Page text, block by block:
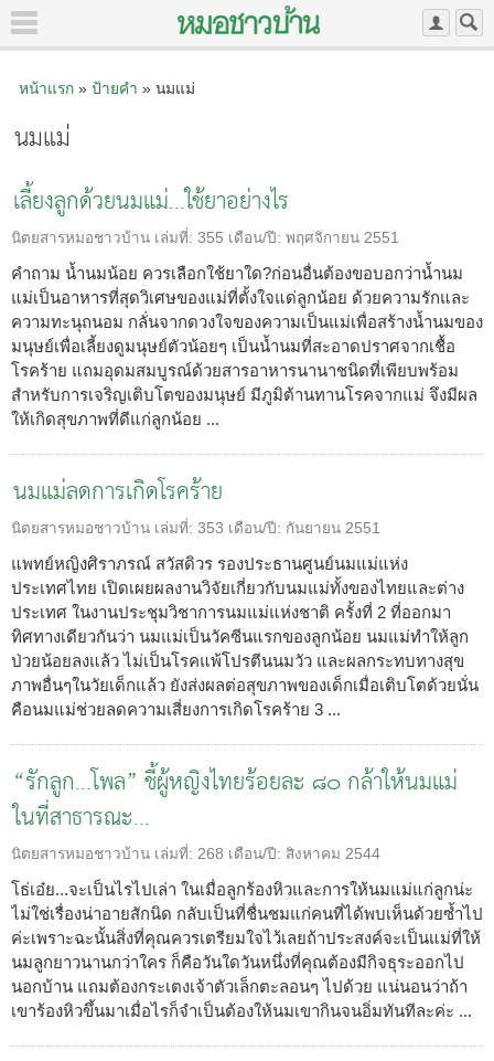
หน้าแรก» ป้ายคำ » นมแม่
นมแม่
เลี้ยงลูกด้วยนมแม่...ใช้ยาอย่างไร
นิตยสารหมอชาวบ้าน เล่มที่: 355 เดือน/ปี: พฤศจิกายน 2551
คำถาม น้ำนมน้อย ควรเลือกใช้ยาใด?ก่อนอื่นต้องขอบอกว่าน้ำนม
แม่เป็นอาหารที่สุดวิเศษของแม่ที่ตั้งใจแด่ลูกน้อย ด้วยความรักและ
ความทะนุถนอม กลั่นจากดวงใจของความเป็นแม่เพื่อสร้างน้ำนมของ
มนุษย์เพื่อเลี้ยงดูมนุษย์ตัวน้อยๆ เป็นน้ำนมที่สะอาดปราศจากเชื้อ
โรคร้าย แถมอุดมสมบูรณ์ด้วยสารอาหารนานาชนิดที่เพียบพร้อม
สำหรับการเจริญเติบโตของมนุษย์ มีภูมิต้านทานโรคจากแม่ จึงมีผล
ให้เกิดสุขภาพที่ดีแก่ลูกน้อย ...
นมแม่ลดการเกิดโรคร้าย
นิตยสารหมอชาวบ้าน เล่มที่: 353 เดือน/ปี: กันยายน 2551
แพทย์หญิงศิราภรณ์ สวัสดิวร รองประธานศูนย์นมแม่แห่ง
ประเทศไทย เปิดเผยผลงานวิจัยเกี่ยวกับนมแม่ทั้งของไทยและต่าง
ประเทศ ในงานประชุมวิชาการนมแม่แห่งชาติ ครั้งที่ 2 ที่ออกมา
ทิศทางเดียวกันว่า นมแม่เป็นวัคซีนแรกของลูกน้อย นมแม่ทำให้ลูก
ป่วยน้อยลงแล้ว ไม่เป็นโรคแพ้โปรตีนนมวัว และผลกระทบทางสุข
ภาพอื่นๆในวัยเด็กแล้ว ยังส่งผลต่อสุขภาพของเด็กเมื่อเติบโตด้วยนั่น
คือนมแม่ช่วยลดความเสี่ยงการเกิดโรคร้าย 3 ...
“รักลูก...โพล” ชี้ผู้หญิงไทยร้อยละ ๘๐ กล้าให้นมแม่
ในที่สาธารณะ...
นิตยสารหมอชาวบ้าน เล่มที่: 268 เดือน/ปี: สิงหาคม 2544
โธ่เอ๋ย...จะเป็นไรไปเล่า ในเมื่อลูกร้องหิวและการให้นมแม่แก่ลูกน่ะ
ไม่ใช่เรื่องน่าอายสักนิด กลับเป็นที่ชื่นชมแก่คนที่ได้พบเห็นด้วยซ้ำไป
ค่ะเพราะฉะนั้นสิ่งที่คุณควรเตรียมใจไว้เลยถ้าประสงค์จะเป็นแม่ที่ให้
นมลูกยาวนานกว่าใคร ก็คือวันใดวันหนึ่งที่คุณต้องมีกิจธุระออกไป
นอกบ้าน แถมต้องกระเตงเจ้าตัวเล็กตะลอนๆ ไปด้วย แน่นอนว่าถ้า
เขาร้องหิวขึ้นมาเมื่อไรก็จำเป็นต้องให้นมเขากินจนอิ่มทันทีละค่ะ ...